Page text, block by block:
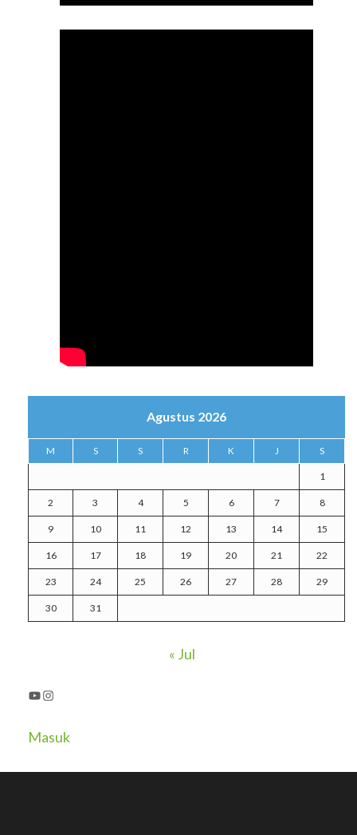
Agustus 2026
M S S R K J S
1
2 3 4 5 6 7 8
9 10 11 12 13 14 15
16 17 18 19 20 21 22
23 24 25 26 27 28 29
30 31
« Jul
YouTube
Instagram
Masuk